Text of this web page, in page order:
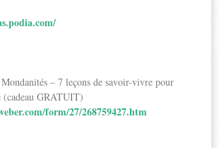
– 7 leçons de savoir-vivre pour
(cadeau GRATUIT)
form/27/268759427.htm